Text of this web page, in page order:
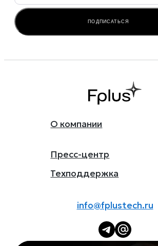
ПОДПИСАТЬСЯ
О компании
Пресс-центр
Техподдержка
info@fplustech.ru